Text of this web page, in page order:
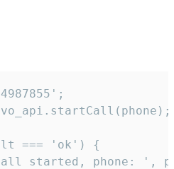
=== 'ok') {
started, phone: ',